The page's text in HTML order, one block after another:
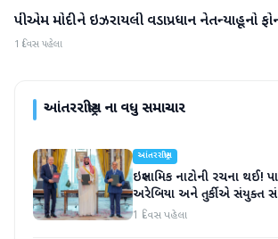
આંતરરાષ્ટ્રીય
પીએમ મોદીને ઇઝરાયલી વડાપ્રધાન નેતન્યાહૂનો
1 દિવસ પહેલા
આંતરરાષ્ટ્રીયના વધુ સમાચાર
આંતરરાષ્ટ્રીય
ઇસ્લામિક નાટોની રચના થઈ!
અરેબિયા અને તુર્કીએ સંયુક્ત
હસ્તાક્ષર
1 દિવસ પહેલા